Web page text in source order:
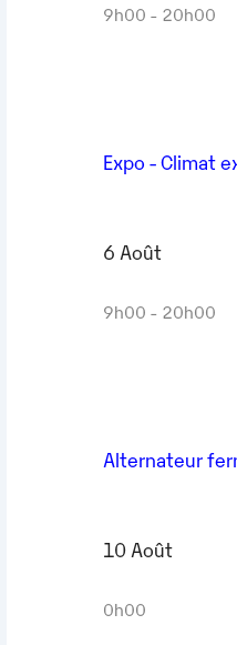
9h00 - 20h00
Expo - Climat
6 Août
9h00 - 20h00
Alternateur
10 Août
0h00